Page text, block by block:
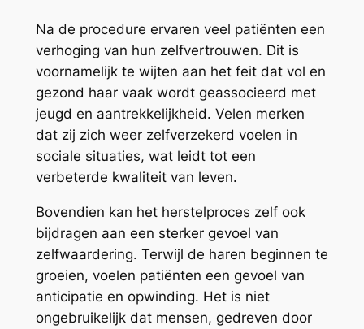
Na de procedure ervaren veel patiënten een
verhoging van hun zelfvertrouwen. Dit is
voornamelijk te wijten aan het feit dat vol en
gezond haar vaak wordt geassocieerd met
jeugd en aantrekkelijkheid. Velen merken
dat zij zich weer zelfverzekerd voelen in
sociale situaties, wat leidt tot een
verbeterde kwaliteit van leven.
Bovendien kan het herstelproces zelf ook
bijdragen aan een sterker gevoel van
zelfwaardering. Terwijl de haren beginnen te
groeien, voelen patiënten een gevoel van
anticipatie en opwinding. Het is niet
ongebruikelijk dat mensen, gedreven door